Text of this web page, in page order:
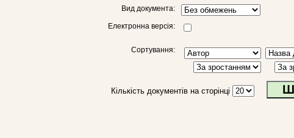
Вид документа:
Електронна версія:
Сортування:
Кількість документів на сторінці